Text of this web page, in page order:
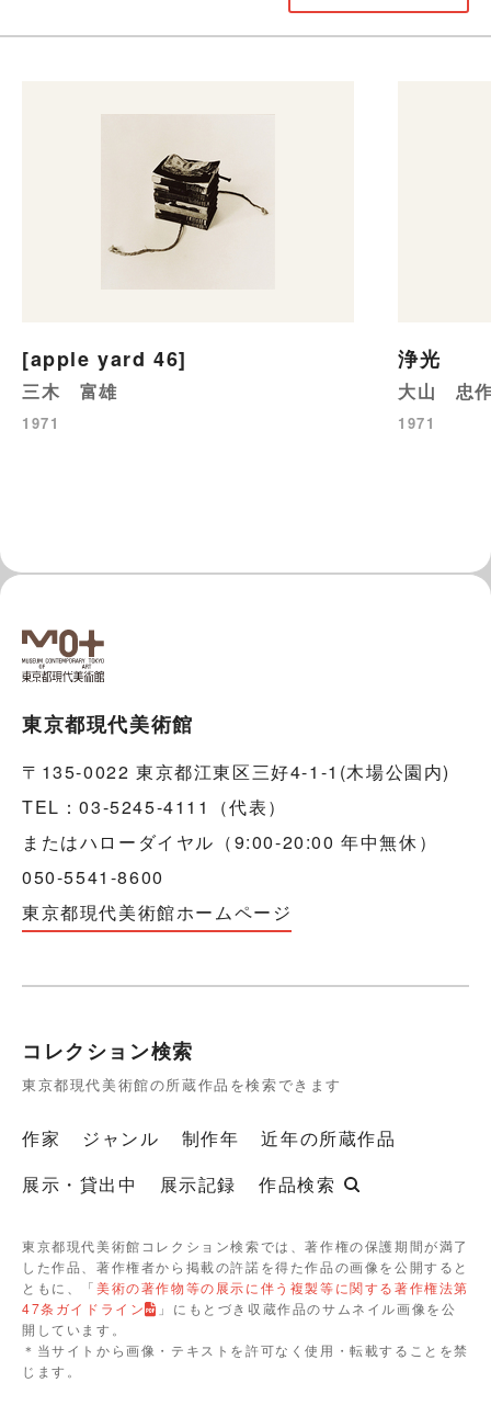
[apple yard 46]
三木 富雄
1971
浄光
大山 忠
1971
東京都現代美術館
〒135-0022 東京都江東区三好4-1-1(木場公園内)
TEL：03-5245-4111（代表）
またはハローダイヤル（9:00-20:00 年中無休）
050-5541-8600
東京都現代美術館ホームページ
コレクション検索
東京都現代美術館の所蔵作品を検索できます
作家 ジャンル 制作年
近年の所蔵作品
展示・貸出中
展示記録 作品検索
東京都現代美術館コレクション検索では、著作権の保護期間が満了
した作品、著作権者から掲載の許諾を得た作品の画像を公開すると
ともに、「美術の著作物等の展示に伴う複製等に関する著作権法第
47条ガイドライン
」にもとづき収蔵作品のサムネイル画像を公
開しています。
＊当サイトから画像・テキストを許可なく使用・転載することを禁
じます。